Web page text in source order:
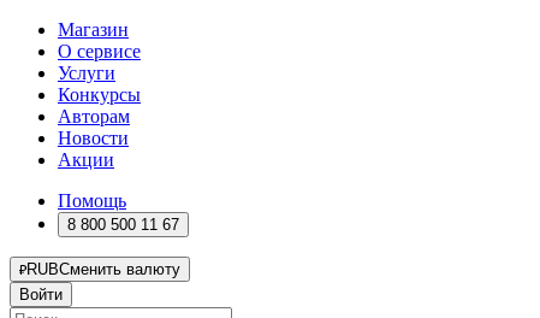
Магазин
О сервисе
Услуги
Конкурсы
Авторам
Новости
Акции
Помощь
8 800 500 11 67
RUBСменить валюту
Войти